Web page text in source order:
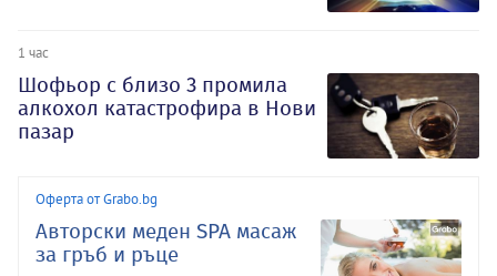
1 час
Шофьор с близо 3 промила
алкохол катастрофира в Нови
пазар
Оферта от Grabo.bg
Авторски меден SPA масаж
за гръб и ръце